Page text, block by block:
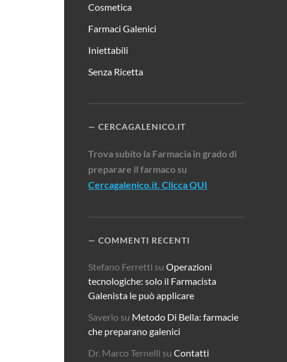
Cosmetica
Farmaci Galenici
Iniettabili
Senza Ricetta
CERCAGALENICO.IT
Trova subito la Farmacia in grado di
preparare il farmaco su
Cercagalenico.it. Clicca QUI
COMMENTI RECENTI
Stefano Ferretti suOperazioni
tecnologiche: solo il Farmacista
Galenista le può applicare
Saverio su Metodo Di Bella: farmacie
che preparano galenici
Dr. Marco Ternelli suContatti